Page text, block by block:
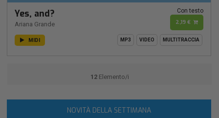
Yes, and?
Ariana Grande
Con testo
2,19 €
MIDI MP3 VIDEO MULTITRACCIA
12Elemento/i
NOVITÀ DELLA SETTIMANA